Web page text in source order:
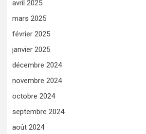
avril 2025
mars 2025
février 2025
janvier 2025
décembre 2024
novembre 2024
octobre 2024
septembre 2024
août 2024